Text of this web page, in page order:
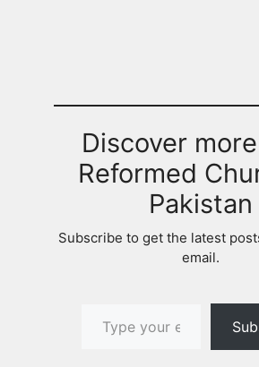
Discover
Reformed
Pakistan
Subscribe to get the latest
email.